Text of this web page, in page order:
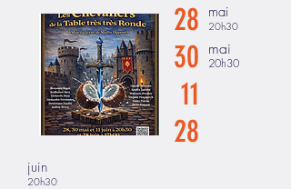
28
30
11
28
mai
20h30
mai
20h30
juin
20h30